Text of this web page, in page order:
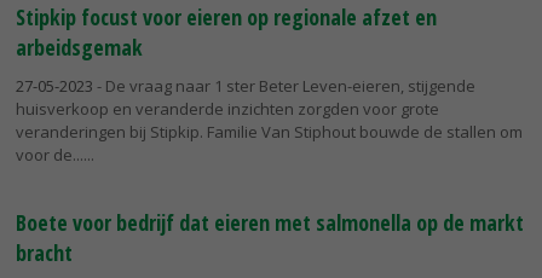
Stipkip focust voor eieren op regionale afzet en
arbeidsgemak
27-05-2023 - De vraag naar 1 ster Beter Leven-eieren, stijgende
huisverkoop en veranderde inzichten zorgden voor grote
veranderingen bij Stipkip. Familie Van Stiphout bouwde de stallen om
voor de...
Boete voor bedrijf dat eieren met salmonella op de markt
bracht